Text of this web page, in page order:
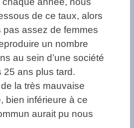
de ce taux, alors
pas assez de femmes
un nombre
au sein d’une société
25 ans plus tard.
la très mauvaise
bien inférieure à ce
aurait pu nous